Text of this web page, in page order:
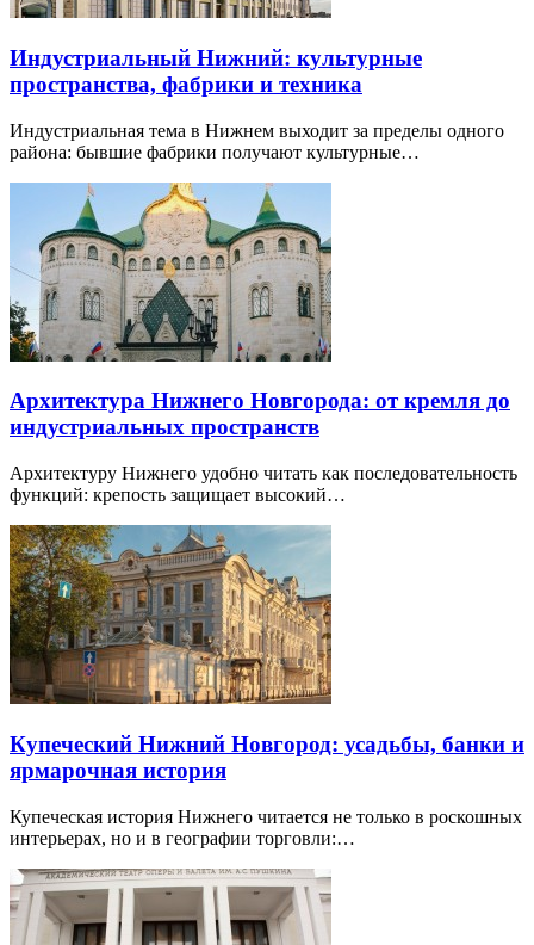
Индустриальный Нижний: культурные
пространства, фабрики и техника
Индустриальная тема в Нижнем выходит за пределы одного
района: бывшие фабрики получают культурные…
Архитектура Нижнего Новгорода: от кремля до
индустриальных пространств
Архитектуру Нижнего удобно читать как последовательность
функций: крепость защищает высокий…
Купеческий Нижний Новгород: усадьбы, банки и
ярмарочная история
Купеческая история Нижнего читается не только в роскошных
интерьерах, но и в географии торговли:…